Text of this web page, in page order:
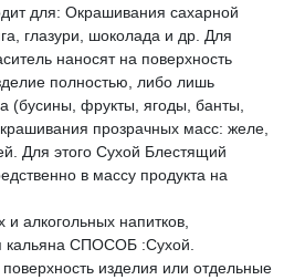
для: Окрашивания сахарной
глазури, шоколада и др. Для
наносят на поверхность
полностью, либо лишь
(бусины, фрукты, ягоды, банты,
прозрачных масс: желе,
Для этого Сухой Блестящий
в массу продукта на
алкогольных напитков,
кальяна СПОСОБ :Сухой.
изделия или отдельные